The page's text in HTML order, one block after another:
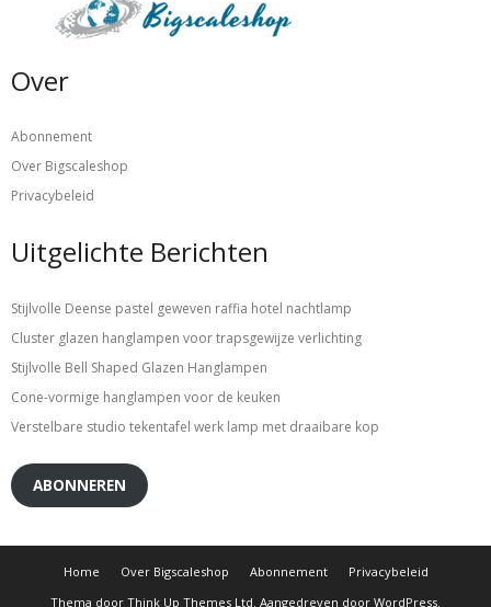
Over
Abonnement
Over Bigscaleshop
Privacybeleid
Uitgelichte Berichten
Stijlvolle Deense pastel geweven raffia hotel nachtlamp
Cluster glazen hanglampen voor trapsgewijze verlichting
Stijlvolle Bell Shaped Glazen Hanglampen
Cone-vormige hanglampen voor de keuken
Verstelbare studio tekentafel werk lamp met draaibare kop
ABONNEREN
Home Over Bigscaleshop Abonnement
Privacybeleid
Thema door Think Up Themes Ltd . Aangedreven door WordPress